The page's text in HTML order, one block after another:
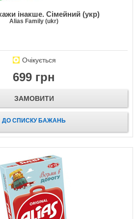
інакше. Сімейний (укр)
Alias Family (ukr)
Очікується
699 грн
ЗАМОВИТИ
ДО СПИСКУ БАЖАНЬ